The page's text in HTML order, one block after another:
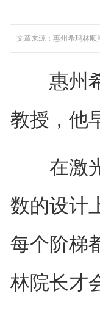
文章来源：惠州希玛林顺
惠州希
教授，他
在激光
数的设计
每个阶梯
林院长才